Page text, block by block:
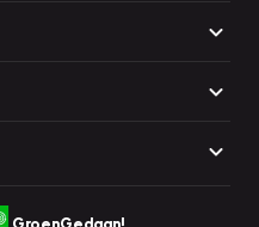
GroenGedaan!